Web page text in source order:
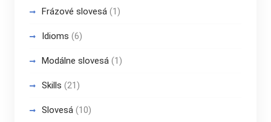
Frázové slovesá(1)
Idioms (6)
Modálne slovesá(1)
Skills (21)
Slovesá(10)